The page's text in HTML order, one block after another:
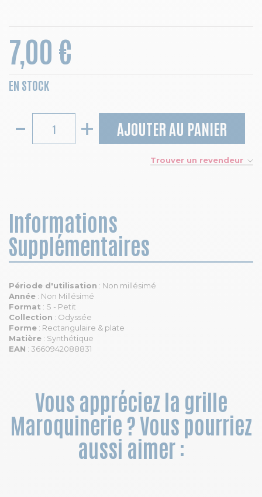
7,00 €
EN STOCK
AJOUTER AU PANIER
Trouver un revendeur
Informations
Supplémentaires
Période d'utilisation : Non millésimé
Année : Non Millésimé
Format : S - Petit
Collection : Odyssée
Forme : Rectangulaire & plate
Matière : Synthétique
EAN : 3660942088831
Vous appréciez la grille
Maroquinerie ? Vous pourriez
aussi aimer :